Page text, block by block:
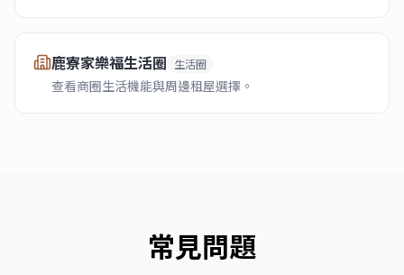
鹿寮家樂福生活圈 生活圈
查看商圈生活機能與周邊租屋選擇。
常見問題